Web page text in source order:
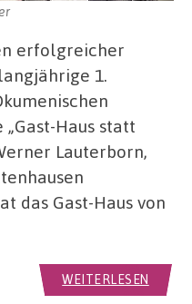
erfolgreicher
1.
Haus statt
Lauterborn,
das Gast-Haus von
WEITERLESEN